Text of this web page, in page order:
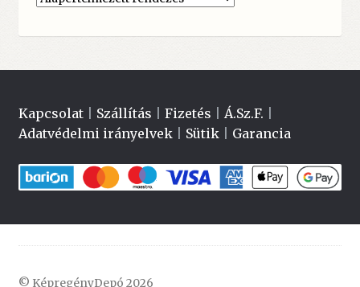
Kapcsolat| Szállítás Fizetés Á.Sz.F.
Adatvédelmi irányelvek| Sütik| Garancia
© KépregényDepó 2026